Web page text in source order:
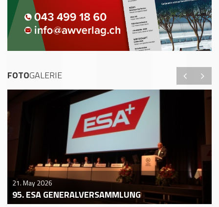
FOTOGALERIE
21. May 2026
95. ESA GENERALVERSAMMLUNG